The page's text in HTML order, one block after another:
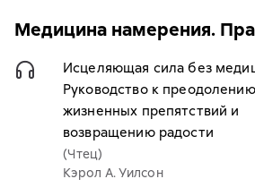
Медицина намерения.
Исцеляющая сила без
Руководство к преодолению
жизненных препятствий и
возвращению радости
(Чтец)
Кэрол А. Уилсон